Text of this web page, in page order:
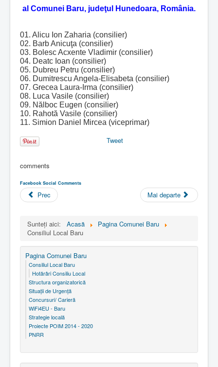
al Comunei Baru, judeţul Hunedoara, România.
01. Alicu Ion Zaharia (consilier)
02. Barb Anicuţa (consilier)
03. Bolesc Acxente Vladimir (consilier)
04. Deatc Ioan (consilier)
05. Dubreu Petru (consilier)
06. Dumitrescu Angela-Elisabeta (consilier)
07. Grecea Laura-Irma (consilier)
08. Luca Vasile (consilier)
09. Nălboc Eugen (consilier)
10. Rahotă Vasile (consilier)
11. Simion Daniel Mircea (viceprimar)
Tweet
comments
Facebook Social Comments
Prec Mai departe
Sunteți aici: Acasă
Pagina Comunei Baru
Consiliul Local Baru
Pagina Comunei Baru
Consiliul Local Baru
Hotărâri Consiliu Local
Structura organizatorică
Situaţii de Urgenţă
Concursuri/ Carieră
WiFi4EU - Baru
Strategie locală
Proiecte POIM 2014 - 2020
PNRR